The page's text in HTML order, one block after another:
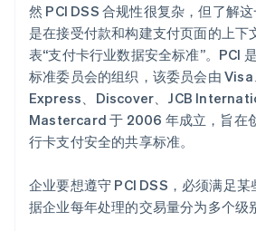
然 PCI DSS 合规性很复杂，但了解
是在接受付款和构建支付页面的上下
表“支付卡行业数据安全标准”。PCI
标准委员会的组织，该委员会由
Express、Discover、JCB
Mastercard 于 2006 年成立，旨在
行卡支付安全的共享标准。
企业要想遵守 PCI DSS，必须满足
据企业每年处理的交易量分为多个级